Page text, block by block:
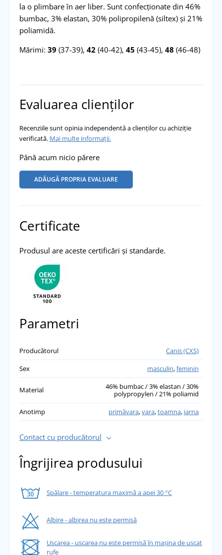
la o plimbare în aer liber. Sunt confecționate din 46%
bumbac, 3% elastan, 30% polipropilenă (siltex) și 21%
poliamidă.
Mărimi: 39 (37-39), 42 (40-42), 45 (43-45), 48 (46-48)
Evaluarea clienților
Recenziile sunt opinia independentă a clienților cu achiziție
verificată. Mai multe informații.
Până acum nicio părere
ADĂUGĂ PROPRIA EVALUARE
Certificate
Produsul are aceste certificări și standarde.
Parametri
Producătorul
Canis (CXS)
Sex
masculin,feminin
Material
46% bumbac / 3% elastan / 30%
polypropylen / 21% poliamid
Anotimp
primăvara,vara,toamna, iarna
Contact cu producătorul
Îngrijirea produsului
Spălare - temperatura maximă a apei 30 °C
Albire - albirea nu este permisă
Uscarea - uscarea nu este permisă în mașina de uscat
rufe